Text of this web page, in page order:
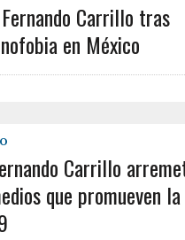
Carrillo tras
en México
Carrillo
que promueven